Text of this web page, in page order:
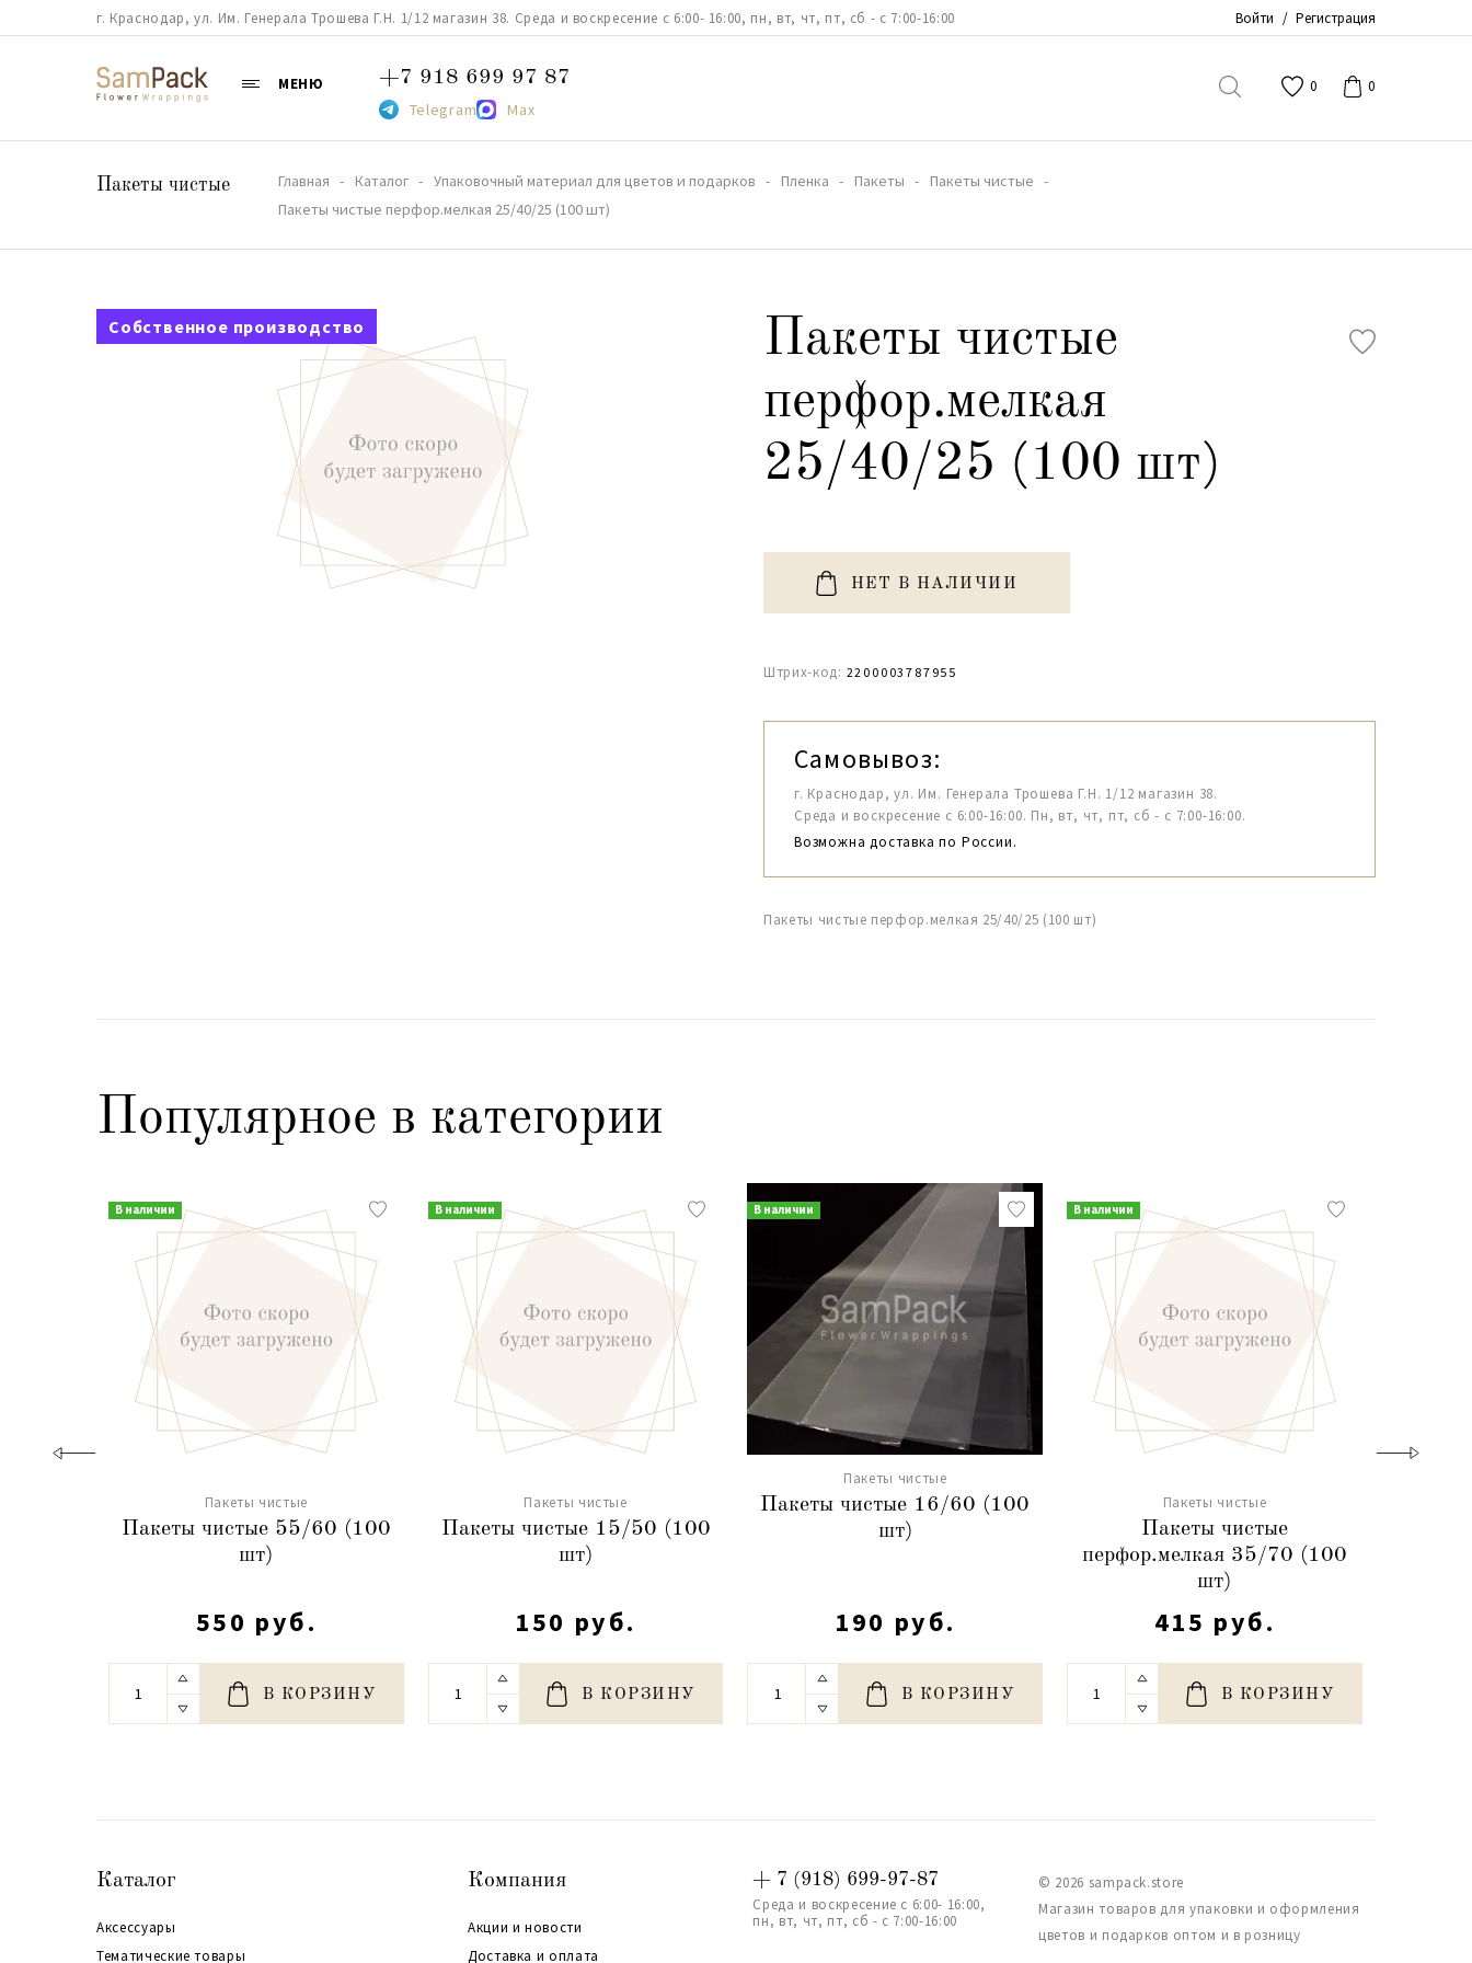
г. Краснодар, ул. Им. Генерала Трошева Г.Н. 1/12 магазин 38. Среда и воскресение с 6:00- 16:00, пн, вт, чт, пт, сб - с 7:00-16:00 Войти / Регистрация
МЕНЮ +7 918 699 97 87
Telegram Max
0 0
Пакеты чистые Главная Каталог Упаковочный материал для цветов и подарков Пленка Пакеты
Пакеты чистые
Пакеты чистые перфор.мелкая 25/40/25 (100 шт)
Собственное производство
Пакеты чистые
перфор.мелкая
25/40/25 (100 шт)
НЕТ В НАЛИЧИИ
Штрих-код: 2200003787955
Самовывоз:
г. Краснодар, ул. Им. Генерала Трошева Г.Н. 1/12 магазин 38.
Среда и воскресение с 6:00-16:00. Пн, вт, чт, пт, сб - с 7:00-16:00.
Возможна доставка по России.
Пакеты чистые перфор.мелкая 25/40/25 (100 шт)
Популярное в категории
В наличии
Пакеты чистые
Пакеты чистые 55/60 (100
шт)
550 руб.
В КОРЗИНУ
В наличии
Пакеты чистые
Пакеты чистые 15/50 (100
шт)
150 руб.
В КОРЗИНУ
В наличии
Пакеты чистые
Пакеты чистые 16/60 (100
шт)
190 руб.
В КОРЗИНУ
В наличии
Пакеты чистые
Пакеты чистые
перфор.мелкая 35/70 (100
шт)
415 руб.
В КОРЗИНУ
Каталог
Аксессуары
Тематические товары
Компания
Акции и новости
Доставка и оплата
+ 7 (918) 699-97-87
Среда и воскресение с 6:00- 16:00,
пн, вт, чт, пт, сб - с 7:00-16:00
© 2026 sampack.store
Магазин товаров для упаковки и оформления
цветов и подарков оптом и в розницу